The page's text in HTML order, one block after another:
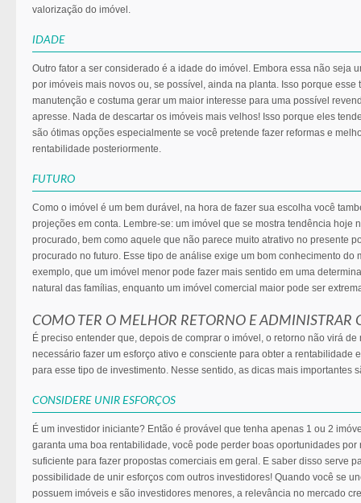
valorização do imóvel.
IDADE
Outro fator a ser considerado é a idade do imóvel. Embora essa não seja
por imóveis mais novos ou, se possível, ainda na planta. Isso porque
manutenção e costuma gerar um maior interesse para uma possível
apresse. Nada de descartar os imóveis mais velhos! Isso porque eles
são ótimas opções especialmente se você pretende fazer reformas e
rentabilidade posteriormente.
FUTURO
Como o imóvel é um bem durável, na hora de fazer sua escolha você
projeções em conta. Lembre-se: um imóvel que se mostra tendência hoje
procurado, bem como aquele que não parece muito atrativo no presente
procurado no futuro. Esse tipo de análise exige um bom conhecimento do
exemplo, que um imóvel menor pode fazer mais sentido em uma
natural das famílias, enquanto um imóvel comercial maior pode ser
COMO TER O MELHOR RETORNO E ADMINISTRAR
É preciso entender que, depois de comprar o imóvel, o retorno não virá
necessário fazer um esforço ativo e consciente para obter a rentabilidade
para esse tipo de investimento. Nesse sentido, as dicas mais importantes
CONSIDERE UNIR ESFORÇOS
É um investidor iniciante? Então é provável que tenha apenas 1 ou 2
garanta uma boa rentabilidade, você pode perder boas oportunidades por
suficiente para fazer propostas comerciais em geral. E saber disso serve
possibilidade de unir esforços com outros investidores! Quando você se
possuem imóveis e são investidores menores, a relevância no mercado